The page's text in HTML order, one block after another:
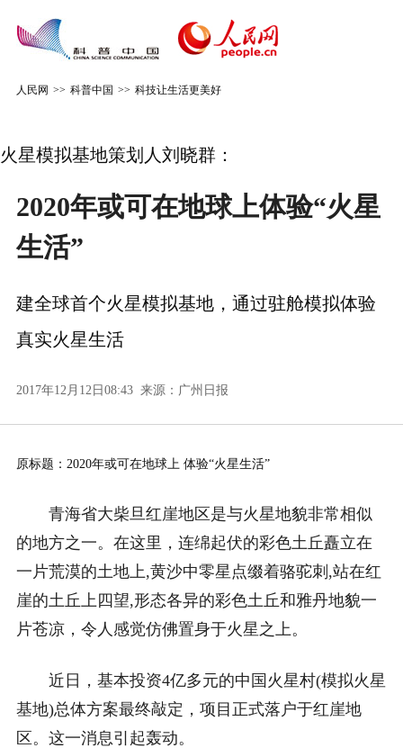
人民网 >> 科普中国 >> 科技让生活更美好
火星模拟基地策划人刘晓群：
2020年或可在地球上体验“火星
生活”
建全球首个火星模拟基地，通过驻舱模拟体验
真实火星生活
2017年12月12日08:43 来源： 广州日报
原标题：2020年或可在地球上 体验“火星生活”
青海省大柴旦红崖地区是与火星地貌非常相似
的地方之一。在这里，连绵起伏的彩色土丘矗立在
一片荒漠的土地上,黄沙中零星点缀着骆驼刺,站在红
崖的土丘上四望,形态各异的彩色土丘和雅丹地貌一
片苍凉，令人感觉仿佛置身于火星之上。
近日，基本投资4亿多元的中国火星村(模拟火星
基地)总体方案最终敲定，项目正式落户于红崖地
区。这一消息引起轰动。